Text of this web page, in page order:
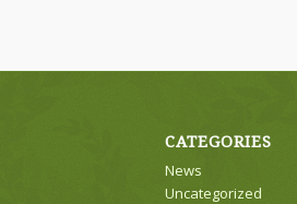
CATEGORIES
News
Uncategorized